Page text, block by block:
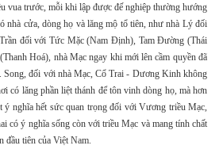
vua trước, mỗi khi lập được đế nghiệp thường hướng
nhà cửa, dòng họ và lăng mộ tổ tiên, như nhà Lý đối
đối với Tức Mặc (Nam Định), Tam Đường (Thái
Hoá), nhà Mạc ngay khi mới lên cầm quyền đã
đối với nhà Mạc, Cổ Trai - Dương Kinh không
có lăng phần liệt thánh để tôn vinh dòng họ, mà hơn
nghĩa hết sức quan trọng đối với Vương triều Mạc,
có ý nghĩa sống còn với triều Mạc và mang tính chất
đầu tiên của Việt Nam.